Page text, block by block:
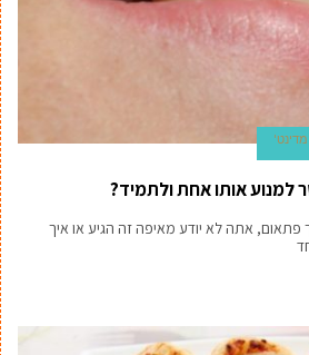
למנוע אותו אחת ולתמיד?
פתאום, אתה לא יודע מאיפה זה הגיע או איך